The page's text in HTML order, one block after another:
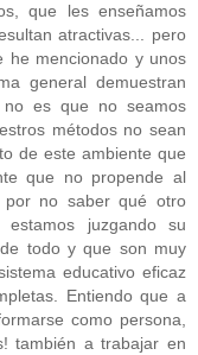
que les enseñamos
atractivas... pero
he mencionado y unos
general demuestran
es que no seamos
métodos no sean
de este ambiente que
que no propende al
por no saber qué otro
juzgando su
todo y que son muy
educativo eficaz
Entiendo que a
como persona,
también a trabajar en